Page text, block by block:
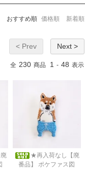
おすすめ順 価格順 新着順
< Prev Next >
全 230 商品 1 - 48 表示
★再入荷なし【廃
番品】 ポケファス図